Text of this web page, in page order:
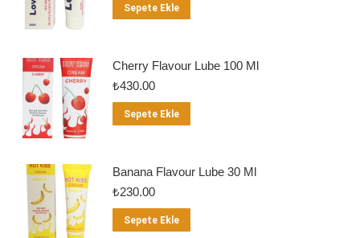
Sepete Ekle
Cherry Flavour Lube 100 Ml
₺430.00
Sepete Ekle
Banana Flavour Lube 30 Ml
₺230.00
Sepete Ekle